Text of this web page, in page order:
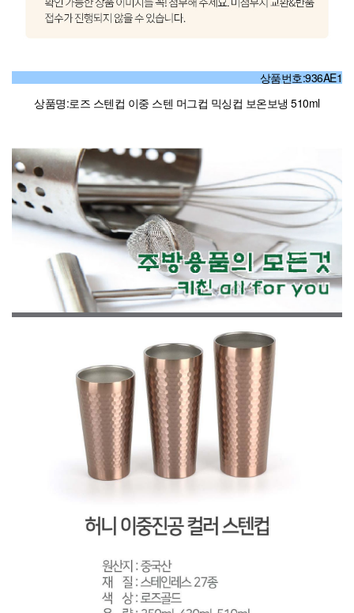
상품번호:936AE1
상품명:로즈 스텐컵 이중 스텐 머그컵 믹싱컵 보온보냉 510ml